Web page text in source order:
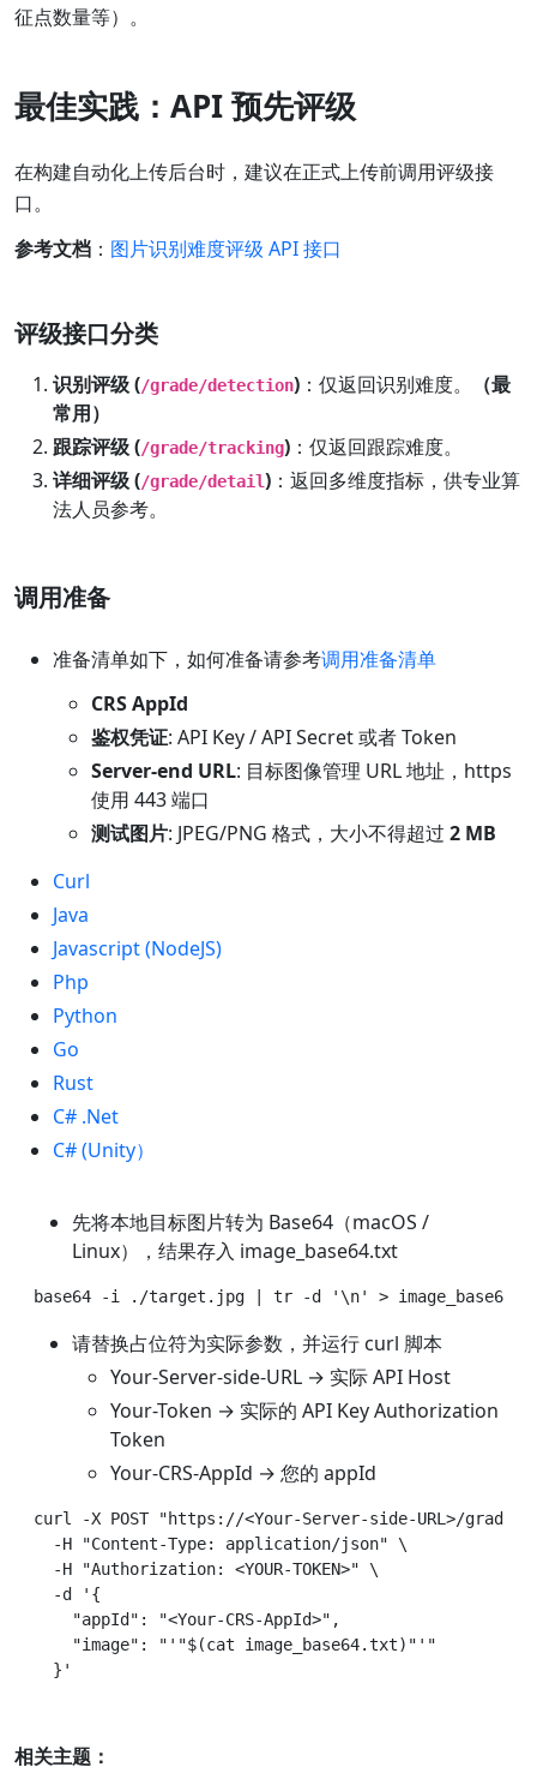
征点数量等）。
最佳实践：API 预先评级
在构建自动化上传后台时，建议在正式上传前调用评级接
口。
参考文档 ： 图片识别难度评级 API 接口
评级接口分类
识别评级 (/grade/detection) ：仅返回识别难度。
（最
常用）
跟踪评级 (/grade/tracking) ：仅返回跟踪难度。
详细评级 (/grade/detail) ：返回多维度指标，供专业算
法人员参考。
调用准备
准备清单如下，如何准备请参考调用准备清单
CRS AppId
鉴权凭证: API Key / API Secret 或者 Token
Server-end URL: 目标图像管理 URL 地址，https
使用 443 端口
测试图片: JPEG/PNG 格式，大小不得超过 2 MB
Curl
Java
Javascript (NodeJS)
Php
Python
Go
Rust
C# .Net
C# (Unity）
先将本地目标图片转为 Base64（macOS /
Linux），结果存入 image_base64.txt
请替换占位符为实际参数，并运行 curl 脚本
Your-Server-side-URL → 实际 API Host
Your-Token → 实际的 API Key Authorization
Token
Your-CRS-AppId → 您的 appId
curl -X POST "https://<Your-Server-side-URL>/
  -H "Content-Type: application/json" \
  -H "Authorization: <YOUR-TOKEN>" \
  -d '{
    "appId": "<Your-CRS-AppId>",
    "image": "'"$(cat image_base64.txt)"'"
相关主题：